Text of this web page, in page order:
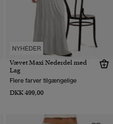
NYHEDER
Vævet Maxi Nederdel med
Lag
Flere farver tilgængelige
DKK 499,00